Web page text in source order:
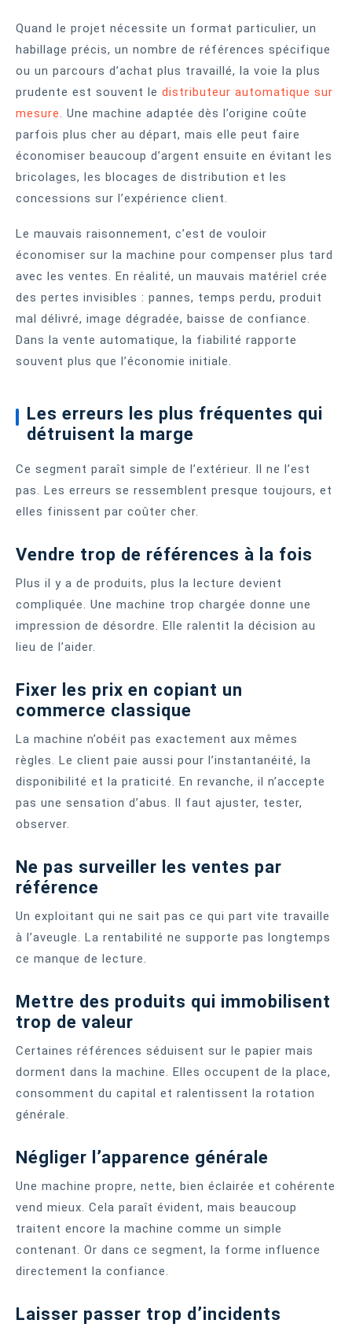
Quand le projet nécessite un format particulier, un
habillage précis, un nombre de références spécifique
ou un parcours d’achat plus travaillé, la voie la plus
prudente est souvent le distributeur automatique sur
mesure. Une machine adaptée dès l’origine coûte
parfois plus cher au départ, mais elle peut faire
économiser beaucoup d’argent ensuite en évitant les
bricolages, les blocages de distribution et les
concessions sur l’expérience client.
Le mauvais raisonnement, c’est de vouloir
économiser sur la machine pour compenser plus tard
avec les ventes. En réalité, un mauvais matériel crée
des pertes invisibles : pannes, temps perdu, produit
mal délivré, image dégradée, baisse de confiance.
Dans la vente automatique, la fiabilité rapporte
souvent plus que l’économie initiale.
Les erreurs les plus fréquentes qui
détruisent la marge
Ce segment paraît simple de l’extérieur. Il ne l’est
pas. Les erreurs se ressemblent presque toujours, et
elles finissent par coûter cher.
Vendre trop de références à la fois
Plus il y a de produits, plus la lecture devient
compliquée. Une machine trop chargée donne une
impression de désordre. Elle ralentit la décision au
lieu de l’aider.
Fixer les prix en copiant un
commerce classique
La machine n’obéit pas exactement aux mêmes
règles. Le client paie aussi pour l’instantanéité, la
disponibilité et la praticité. En revanche, il n’accepte
pas une sensation d’abus. Il faut ajuster, tester,
observer.
Ne pas surveiller les ventes par
référence
Un exploitant qui ne sait pas ce qui part vite travaille
à l’aveugle. La rentabilité ne supporte pas longtemps
ce manque de lecture.
Mettre des produits qui immobilisent
trop de valeur
Certaines références séduisent sur le papier mais
dorment dans la machine. Elles occupent de la place,
consomment du capital et ralentissent la rotation
générale.
Négliger l’apparence générale
Une machine propre, nette, bien éclairée et cohérente
vend mieux. Cela paraît évident, mais beaucoup
traitent encore la machine comme un simple
contenant. Or dans ce segment, la forme influence
directement la confiance.
Laisser passer trop d’incidents